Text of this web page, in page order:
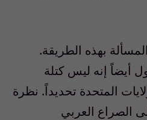
بهذه الطريقة.
أيضاً إنه ليس كتلة
المتحدة تحديداً. نظرة
الصراع العربي